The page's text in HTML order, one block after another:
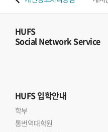
HUFS
Social Network Service
HUFS입학안내
학부
통번역대학원